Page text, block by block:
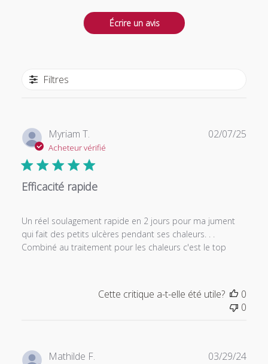
Écrire un avis
Filtres
Myriam T.
Acheteur vérifié
Efficacité rapide
Un réel soulagement rapide en 2 jours pour ma jument
qui fait des petits ulcères pendant ses chaleurs. . .
Combiné au traitement pour les chaleurs c'est le top
02/07/25
Cette critique a-t-elle été utile?
0
0
Mathilde F.
Date
03/29/24